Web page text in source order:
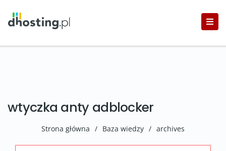
wtyczka anty adblocker
Strona główna / Baza wiedzy / archives